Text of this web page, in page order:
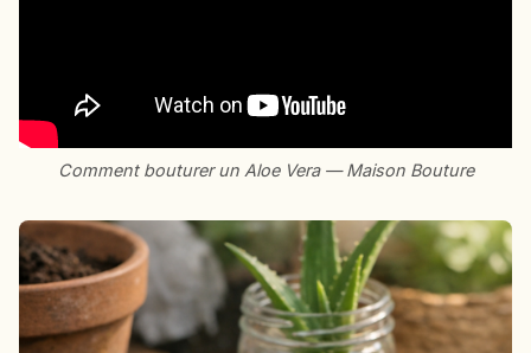
Comment bouturer un Aloe Vera — Maison Bouture